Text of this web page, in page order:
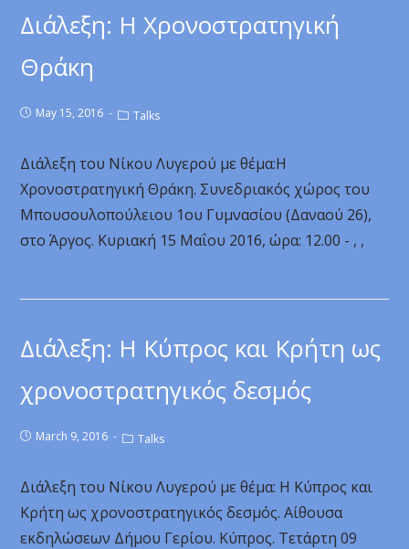
Διάλεξη: Η Χρονοστρατηγική
Θράκη
May 15, 2016 Talks
Διάλεξη του Νίκου Λυγερού με θέμα:Η
Χρονοστρατηγική Θράκη. Συνεδριακός χώρος του
Μπουσουλοπούλειου 1ου Γυμνασίου (Δαναού 26),
στο Άργος. Κυριακή 15 Μαΐου 2016, ώρα: 12.00 - , ,
Διάλεξη: Η Κύπρος και Κρήτη ως
χρονοστρατηγικός δεσμός
March 9, 2016 Talks
Διάλεξη του Νίκου Λυγερού με θέμα: Η Κύπρος και
Κρήτη ως χρονοστρατηγικός δεσμός. Αίθουσα
εκδηλώσεων Δήμου Γερίου. Κύπρος. Τετάρτη 09